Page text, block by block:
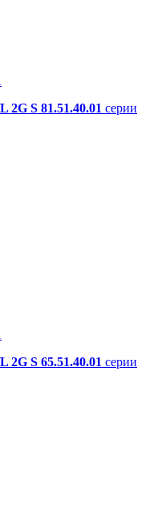
2G S 81.51.40.01 серии
2G S 65.51.40.01 серии